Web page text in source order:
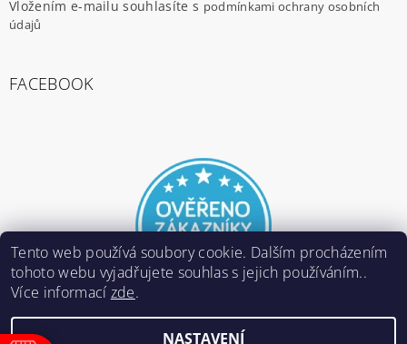
Vložením e-mailu souhlasíte s podmínkami ochrany osobních
údajů
FACEBOOK
Tento web používá soubory cookie. Dalším procházením
tohoto webu vyjadřujete souhlas s jejich používáním..
Více informací zde.
NASTAVENÍ